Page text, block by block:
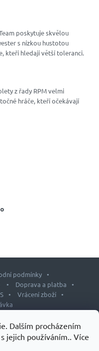
Dalším procházením
jejich používáním.. Více
poskytuje skvělou
s nízkou hustotou
kteří hledají větší toleranci.
z řady RPM velmi
hráče, kteří očekávají
podmínky
Doprava a platba
Vrácení zboží